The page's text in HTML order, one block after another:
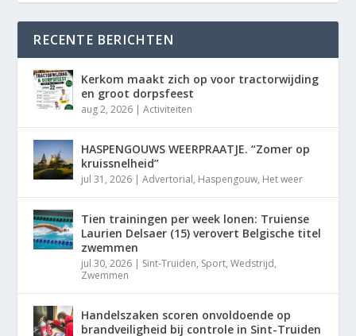
RECENTE BERICHTEN
Kerkom maakt zich op voor tractorwijding
en groot dorpsfeest
aug 2, 2026 |Activiteiten
HASPENGOUWS WEERPRAATJE. “Zomer op
kruissnelheid”
jul 31, 2026 |Advertorial, Haspengouw, Het weer
Tien trainingen per week lonen: Truiense
Laurien Delsaer (15) verovert Belgische titel
zwemmen
jul 30, 2026 | Sint-Truiden, Sport,Wedstrijd,
Zwemmen
Handelszaken scoren onvoldoende op
brandveiligheid bij controle in Sint-Truiden